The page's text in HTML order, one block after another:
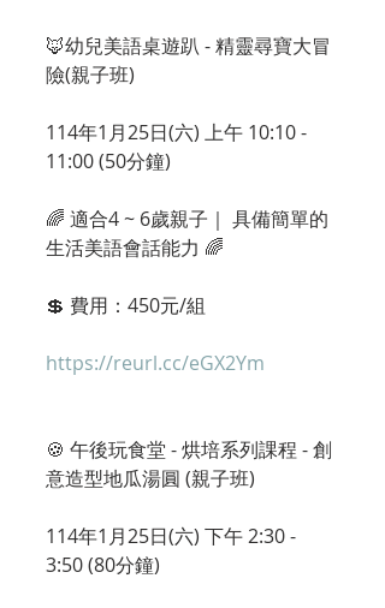
🦊幼兒美語桌遊趴 - 精靈尋寶大冒
險(親子班)
114年1月25日(六) 上午 10:10 -
11:00 (50分鐘)
🌈 適合4 ~ 6歲親子｜ 具備簡單的
生活美語會話能力 🌈
💲 費用：450元/組
https://reurl.cc/eGX2Ym
🍪 午後玩食堂 - 烘培系列課程 - 創
意造型地瓜湯圓 (親子班)
114年1月25日(六) 下午 2:30 -
3:50 (80分鐘)